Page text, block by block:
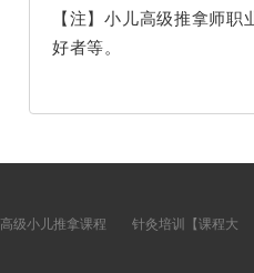
【注】小儿高级推拿师
好者等。
高级小儿推拿课程 针灸培训【课程大